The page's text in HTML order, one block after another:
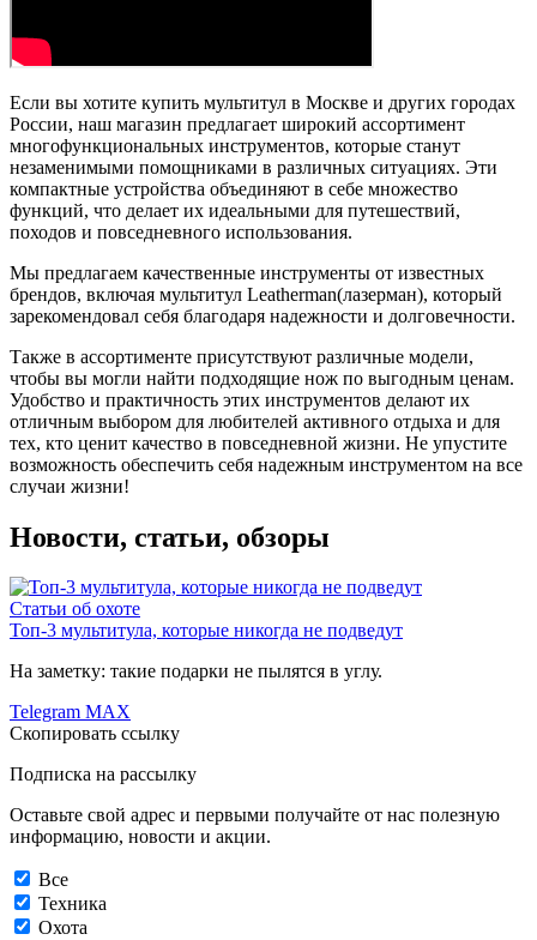
Если вы хотите купить мультитул в Москве и других городах
России, наш магазин предлагает широкий ассортимент
многофункциональных инструментов, которые станут
незаменимыми помощниками в различных ситуациях. Эти
компактные устройства объединяют в себе множество
функций, что делает их идеальными для путешествий,
походов и повседневного использования.
Мы предлагаем качественные инструменты от известных
брендов, включая мультитул Leatherman(лазерман), который
зарекомендовал себя благодаря надежности и долговечности.
Также в ассортименте присутствуют различные модели,
чтобы вы могли найти подходящие нож по выгодным ценам.
Удобство и практичность этих инструментов делают их
отличным выбором для любителей активного отдыха и для
тех, кто ценит качество в повседневной жизни. Не упустите
возможность обеспечить себя надежным инструментом на все
случаи жизни!
Новости, статьи, обзоры
Статьи об охоте
Топ-3 мультитула, которые никогда не подведут
На заметку: такие подарки не пылятся в углу.
Telegram MAX
Скопировать ссылку
Подписка на рассылку
Оставьте свой адрес и первыми получайте от нас полезную
информацию, новости и акции.
Все
Техника
Охота